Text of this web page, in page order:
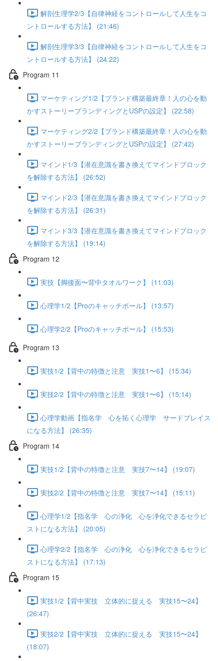
解剖生理学2/3【自律神経をコントロールして人生をコ
ントロールする方法】 (21:46)
解剖生理学3/3【自律神経をコントロールして人生をコ
ントロールする方法】 (24:22)
Program 11
マーケティング1/2【ブランド構築最終章！人の心を動
かすストーリーブランディングとUSPの設定】 (22:58)
マーケティング2/2【ブランド構築最終章！人の心を動
かすストーリーブランディングとUSPの設定】 (27:42)
マインド1/3【潜在意識を書き換えてマインドブロック
を解除する方法】 (26:52)
マインド2/3【潜在意識を書き換えてマインドブロック
を解除する方法】 (26:31)
マインド3/3【潜在意識を書き換えてマインドブロック
を解除する方法】 (19:14)
Program 12
実技【脚後面〜背中タオルワーク】 (11:03)
心理学1/2【Proのキャッチボール】 (13:57)
心理学2/2【Proのキャッチボール】 (15:53)
Program 13
実技1/2【背中の特徴と注意 実技1〜6】 (15:34)
実技2/2【背中の特徴と注意 実技1〜6】 (15:14)
心理学動画【指名学 心を拓く心理学 サードプレイス
になる方法】 (26:35)
Program 14
実技1/2【背中の特徴と注意 実技7〜14】 (19:07)
実技2/2【背中の特徴と注意 実技7〜14】 (15:11)
心理学1/2【指名学 心の浄化 心を浄化できるセラピ
ストになる方法】 (20:05)
心理学2/2【指名学 心の浄化 心を浄化できるセラピ
ストになる方法】 (17:13)
Program 15
実技1/2【背中実技 立体的に捉える 実技15〜24】
(26:47)
実技2/2【背中実技 立体的に捉える 実技15〜24】
(18:07)